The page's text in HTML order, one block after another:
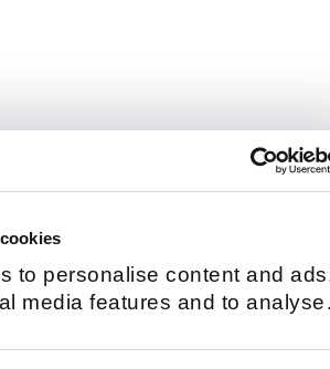
to personalise content and
media features and to analyse
our social media,